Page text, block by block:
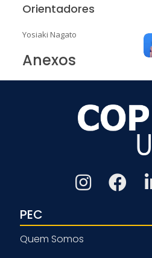
Orientadores
Yosiaki Nagato
Anexos
PEC
Quem Somos